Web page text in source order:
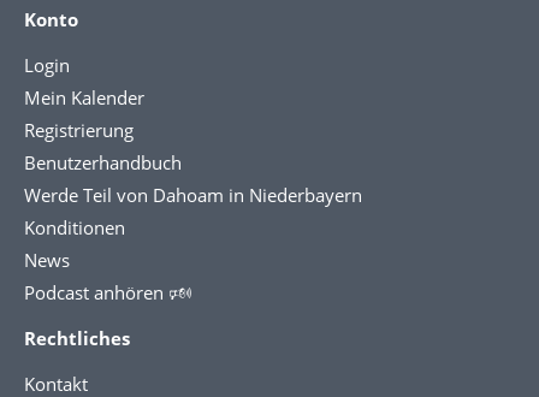
Konto
Login
Mein Kalender
Registrierung
Benutzerhandbuch
Werde Teil von Dahoam in Niederbayern
Konditionen
News
Podcast anhören 🕬
Rechtliches
Kontakt